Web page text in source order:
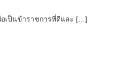
เป็นข้าราชการที่ดีและ […]